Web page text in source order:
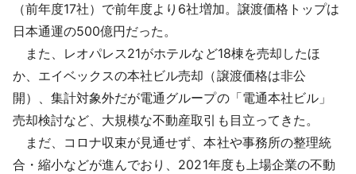
（前年度17社）で前年度より6社増加。譲渡価格トップは
日本通運の500億円だった。
また、レオパレス21がホテルなど18棟を売却したほ
か、エイベックスの本社ビル売却（譲渡価格は非公
開）、集計対象外だが電通グループの「電通本社ビル」
売却検討など、大規模な不動産取引も目立ってきた。
まだ、コロナ収束が見通せず、本社や事務所の整理統
合・縮小などが進んでおり、2021年度も上場企業の不動